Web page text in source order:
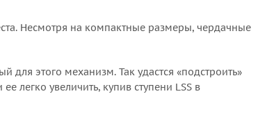
Несмотря на компактные размеры, чердачные
этого механизм. Так удастся «подстроить»
легко увеличить, купив ступени LSS в